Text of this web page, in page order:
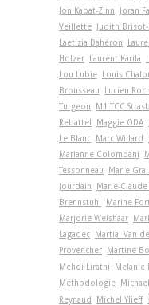
Jon Kabat-Zinn
Joran
Veillette Judith
Laetizia Dahéron
Holzer Laurent Karila
Lou Lubie Louis
Brousseau
Lucien
Turgeon
M1 TCC
Rebattel
Maggie ODA
Le Blanc Marc Willard
Marianne Colombani
Tessonneau
Marie
Jourdain
Marie-Claude
Brennstuhl
Marine
Marjorie Weishaar
Lagadec Martial Van
Provencher Martine
Mehdi Liratni
Melanie
Méthodologie
Reynaud
Michel Ylieff